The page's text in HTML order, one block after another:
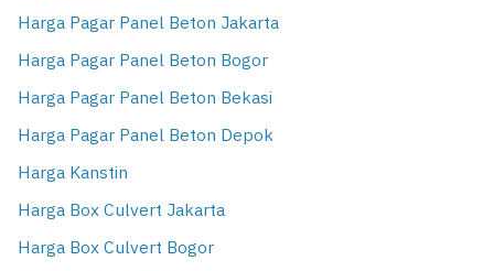
Harga Pagar Panel Beton Jakarta
Harga Pagar Panel Beton Bogor
Harga Pagar Panel Beton Bekasi
Harga Pagar Panel Beton Depok
Harga Kanstin
Harga Box Culvert Jakarta
Harga Box Culvert Bogor